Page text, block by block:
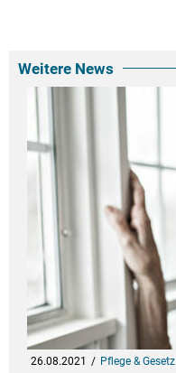
Weitere News
26.08.2021 Pflege & Gesetz